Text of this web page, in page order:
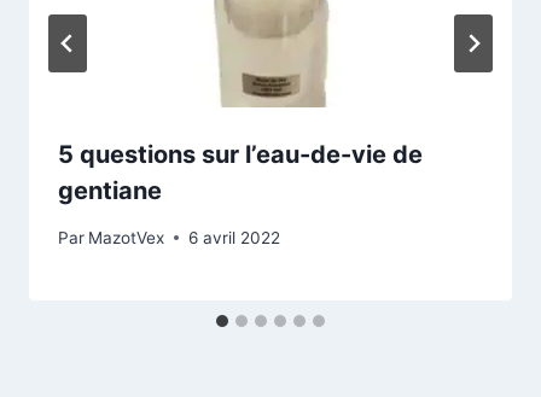
5 questions sur l’eau-de-vie de
gentiane
Par MazotVex 6 avril 2022